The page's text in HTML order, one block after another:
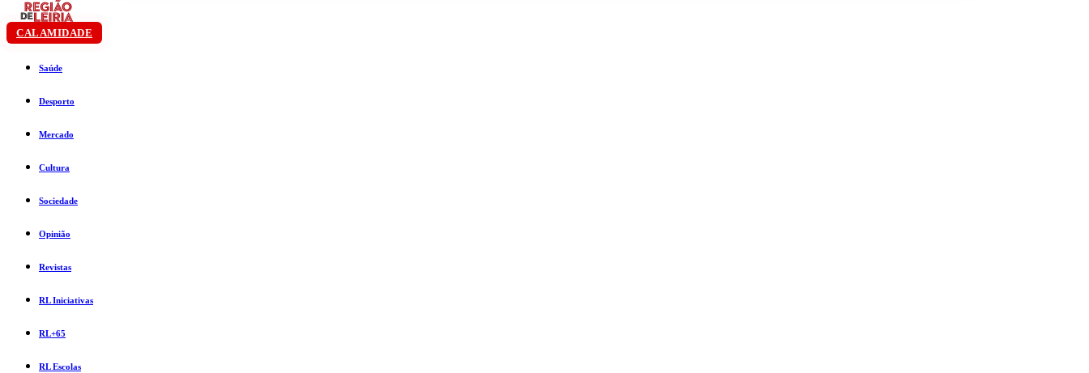
CALAMIDADE
Saúde
Desporto
Mercado
Cultura
Sociedade
Opinião
Revistas
RL Iniciativas
RL+65
RL Escolas